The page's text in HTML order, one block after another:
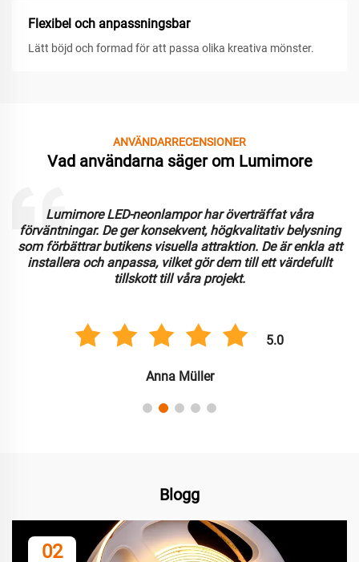
Flexibel och anpassningsbar
Lätt böjd och formad för att passa olika kreativa mönster.
ANVÄNDARRECENSIONER
Vad användarna säger om Lumimore
Lumimore LED-neonlampor har överträffat våra
förväntningar. De ger konsekvent, högkvalitativ belysning
som förbättrar butikens visuella attraktion. De är enkla att
installera och anpassa, vilket gör dem till ett värdefullt
tillskott till våra projekt.
5.0
Anna Müller
Blogg
02